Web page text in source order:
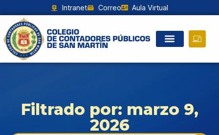
Intranet Correo Aula Virtual
Filtrado por: marzo 9,
2026